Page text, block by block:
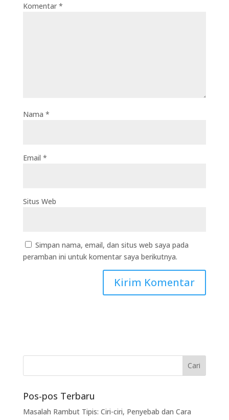
Komentar *
Nama *
Email *
Situs Web
Simpan nama, email, dan situs web saya pada
peramban ini untuk komentar saya berikutnya.
Pos-pos Terbaru
Masalah Rambut Tipis: Ciri-ciri, Penyebab dan Cara